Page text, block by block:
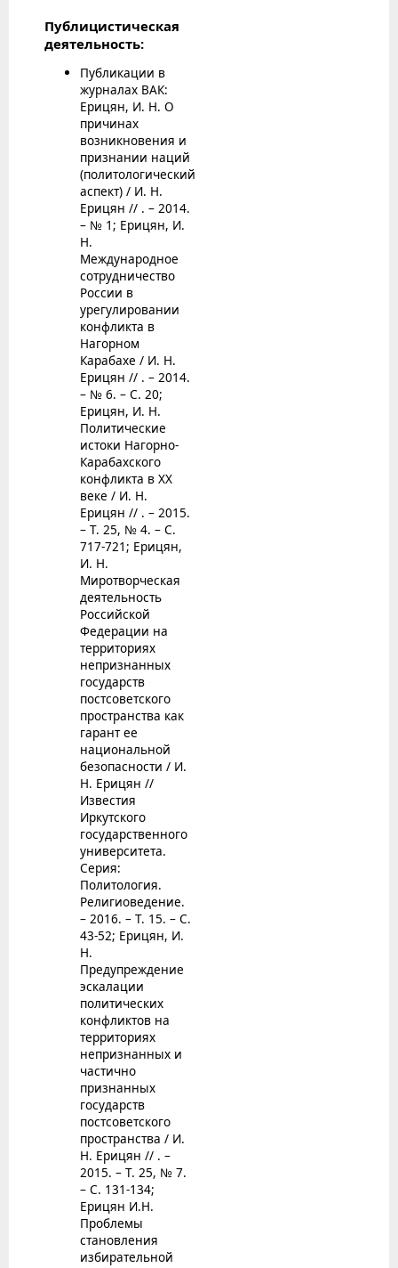
Публицистическая
деятельность:
Публикации в
журналах ВАК:
Ерицян, И. Н. О
причинах
возникновения и
признании наций
(политологический
аспект) / И. Н.
Ерицян // . – 2014.
– № 1; Ерицян, И.
Н.
Международное
сотрудничество
России в
урегулировании
конфликта в
Нагорном
Карабахе / И. Н.
Ерицян // . – 2014.
– № 6. – С. 20;
Ерицян, И. Н.
Политические
истоки Нагорно-
Карабахского
конфликта в XX
веке / И. Н.
Ерицян // . – 2015.
– Т. 25, № 4. – С.
717-721; Ерицян,
И. Н.
Миротворческая
деятельность
Российской
Федерации на
территориях
непризнанных
государств
постсоветского
пространства как
гарант ее
национальной
безопасности / И.
Н. Ерицян //
Известия
Иркутского
государственного
университета.
Серия:
Политология.
Религиоведение.
– 2016. – Т. 15. – С.
43-52; Ерицян, И.
Н.
Предупреждение
эскалации
политических
конфликтов на
территориях
непризнанных и
частично
признанных
государств
постсоветского
пространства / И.
Н. Ерицян // . –
2015. – Т. 25, № 7.
– С. 131-134;
Ерицян И.Н.
Проблемы
становления
избирательной